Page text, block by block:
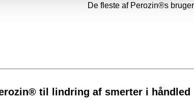
De fleste af Perozin®s
til lindring af smerter i håndled